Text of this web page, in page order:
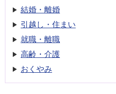
結婚・離婚
引越し・住まい
就職・離職
高齢・介護
おくやみ